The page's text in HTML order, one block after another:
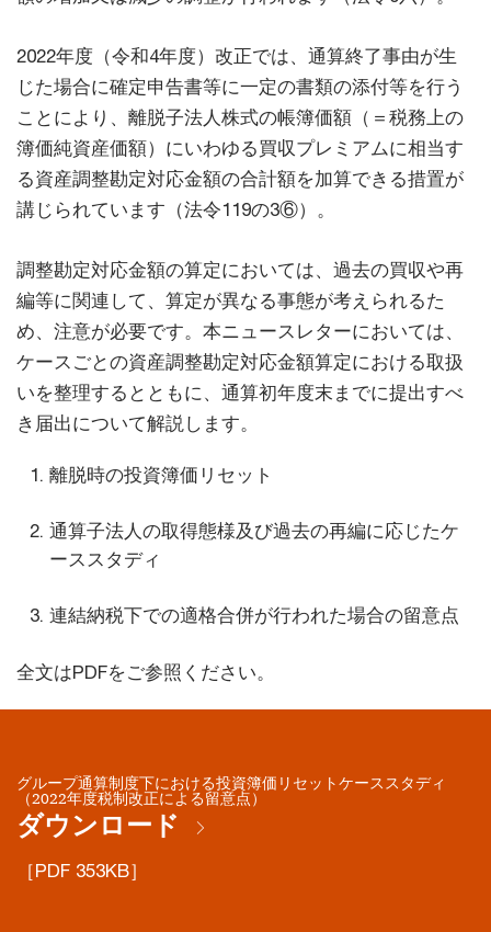
2022年度（令和4年度）改正では、通算終了事由が生
じた場合に確定申告書等に一定の書類の添付等を行う
ことにより、離脱子法人株式の帳簿価額（＝税務上の
簿価純資産価額）にいわゆる買収プレミアムに相当す
る資産調整勘定対応金額の合計額を加算できる措置が
講じられています（法令119の3⑥）。
調整勘定対応金額の算定においては、過去の買収や再
編等に関連して、算定が異なる事態が考えられるた
め、注意が必要です。本ニュースレターにおいては、
ケースごとの資産調整勘定対応金額算定における取扱
いを整理するとともに、通算初年度末までに提出すべ
き届出について解説します。
離脱時の投資簿価リセット
通算子法人の取得態様及び過去の再編に応じたケ
ーススタディ
連結納税下での適格合併が行われた場合の留意点
全文はPDFをご参照ください。
グループ通算制度下における投資簿価リセットケーススタディ
（2022年度税制改正による留意点）
ダウンロード
［PDF 353KB］